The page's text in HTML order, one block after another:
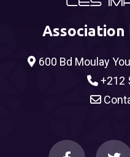
Association
600 Bd Moulay
+212